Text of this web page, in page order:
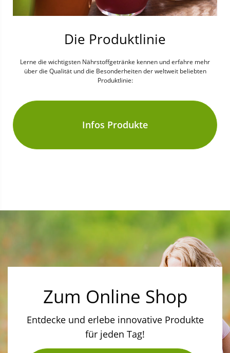
Die Produktlinie
Lerne die wichtigsten Nährstoffgetränke kennen und erfahre mehr
über die Qualität und die Besonderheiten der weltweit beliebten
Produktlinie:
Infos Produkte
Zum Online Shop
Entdecke und erlebe innovative Produkte
für jeden Tag!